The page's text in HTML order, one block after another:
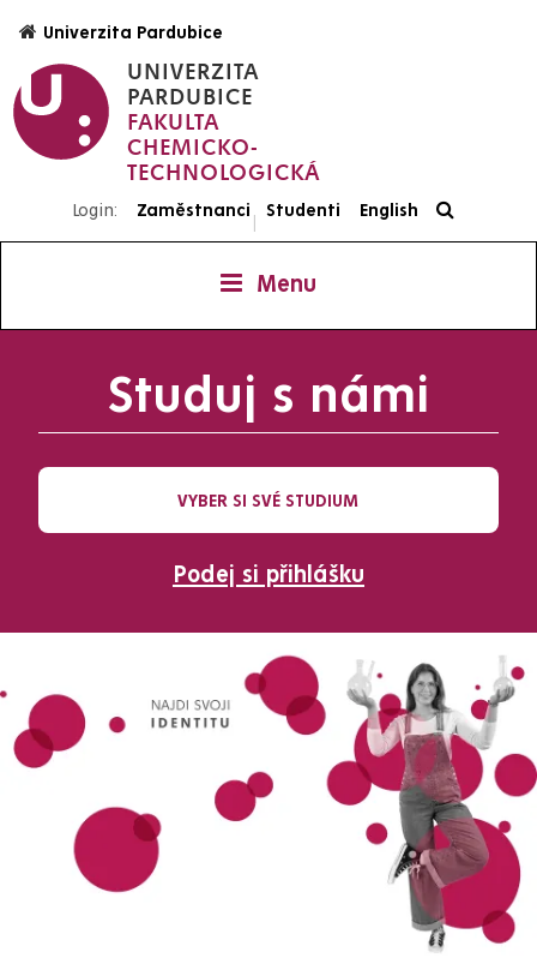
hlavnímu
obsahu
UNIVERZITA
PARDUBICE
FAKULTA
CHEMICKO-
TECHNOLOGICKÁ
Univerzita Pardubice
Login: Zaměstnanci
|
Studenti English
Menu
Studuj s námi
VYBER SI SVÉ STUDIUM
Podej si přihlášku